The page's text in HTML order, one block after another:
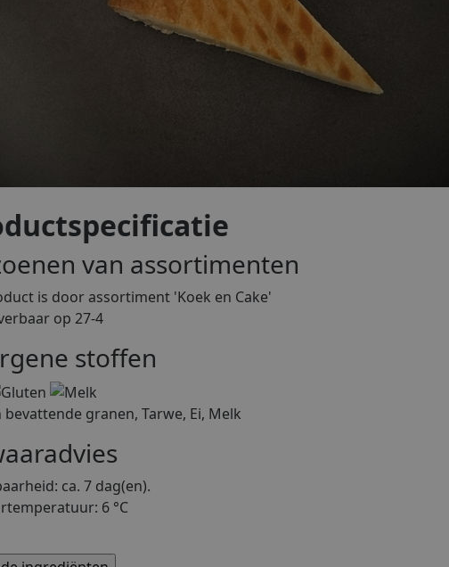
van assortimenten
is door assortiment 'Koek en Cake'
op 27-4
stoffen
bevattende granen, Tarwe, Ei, Melk
ca. 7 dag(en).
6 °C